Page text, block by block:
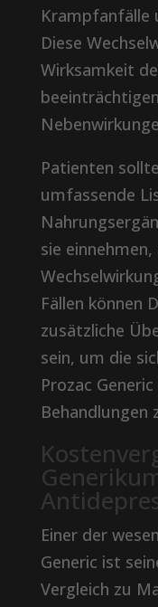
Krampfanfälle
Diese
Wirksamkeit
Patienten
umfassende
sie
Fällen können
zusätzliche
sein, um die
Prozac
Behandlungen
Einer der
Generic ist
Vergleich zu